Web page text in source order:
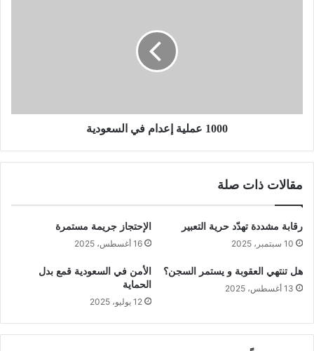
1000 عملية إعدام في السعودية
مقالات ذات صلة
رقابة مشددة تهدّد حرية التعبير
10 سبتمبر، 2025
الإحتجاز جريمة مستمرة
16 أغسطس، 2025
هل تنتهي العقوبة و يستمر السجن؟
13 أغسطس، 2025
الأمن في السعودية قمع بدل
الحماية
12 يوليو، 2025